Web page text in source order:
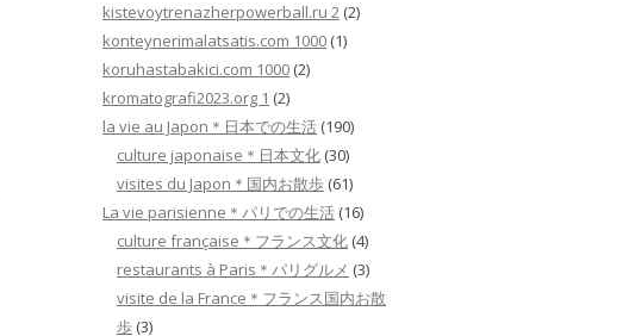
kistevoytrenazherpowerball.ru 2 (2)
konteynerimalatsatis.com 1000 (1)
koruhastabakici.com 1000 (2)
kromatografi2023.org 1 (2)
la vie au Japon＊日本での生活 (190)
culture japonaise＊日本文化 (30)
visites du Japon＊国内お散歩 (61)
La vie parisienne＊パリでの生活 (16)
culture française＊フランス文化 (4)
restaurants à Paris＊パリグルメ (3)
visite de la France＊フランス国内お散
歩 (3)